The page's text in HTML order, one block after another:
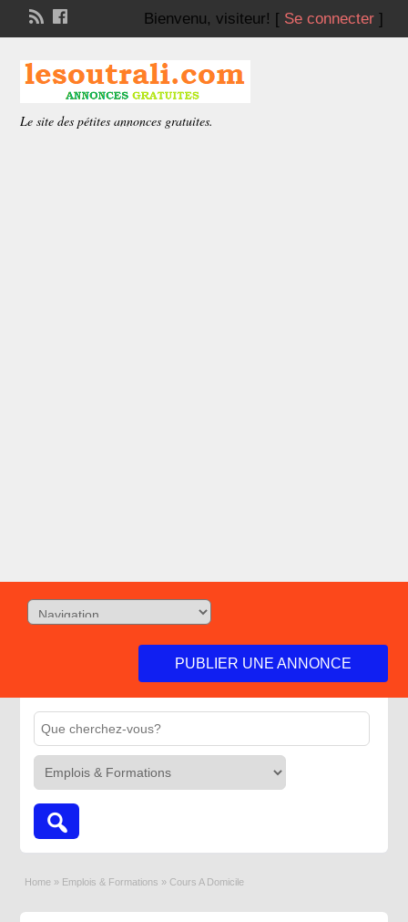
Bienvenu, visiteur! [ Se connecter]
Le site des pétites annonces gratuites.
PUBLIER UNE ANNONCE
Home » Emplois & Formations » Cours A Domicile